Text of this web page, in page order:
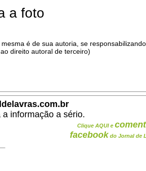
a foto
é de sua autoria, se
direito autoral de terceiro)
informação a sério.
Clique AQUI e
facebook do Jornal de